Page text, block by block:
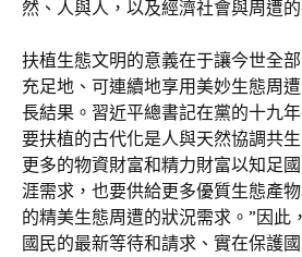
然、人與人，以及經濟社會與周遭
扶植生態文明的意義在于讓今世全
充足地、可連續地享用美妙生態周
長結果。習近平總書記在黨的十九
要扶植的古代化是人與天然協調共
更多的物資財富和精力財富以知足
涯需求，也要供給更多優質生態產
的精美生態周遭的狀況需求。”因此
國民的最新等待和請求、實在保護